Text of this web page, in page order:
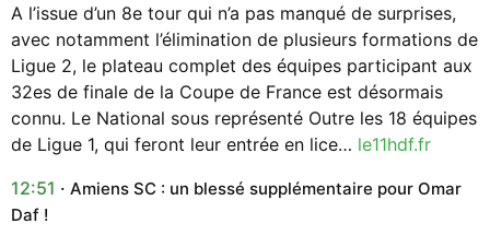
A l’issue d’un 8e tour qui n’a pas manqué de surprises,
avec notamment l’élimination de plusieurs formations de
Ligue 2, le plateau complet des équipes participant aux
32es de finale de la Coupe de France est désormais
connu. Le National sous représenté Outre les 18 équipes
de Ligue 1, qui feront leur entrée en lice… le11hdf.fr
12:51
Amiens SC : un blessé supplémentaire pour Omar
Daf !